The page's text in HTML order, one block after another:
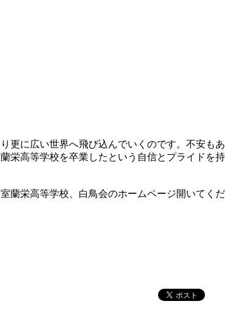
更に広い世界へ飛び込んでいくのです。不安もあ
栄高等学校を卒業したという自信とプライドを持
蘭栄高等学校、白鳥会のホームページ開いてくだ